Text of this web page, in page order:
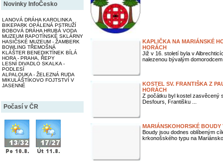
Novinky InfoČesko
LANOVÁ DRÁHA KAROLINKA
BIKEPARK OPÁLENÁ PSTRUŽÍ
BOBOVÁ DRÁHA HRUBÁ VODA
MUZEUM RAPOTÍNSKÉ SKLÁRNY
HASIČSKÉ MUZEUM - ŽAMBERK
BOWLING TŘEMOŠNÁ
KLÁŠTER BENEDIKTÍNEK BÍLÁ
HORA - PRAHA, ŘEPY
LESNÍ DIVADLO SKALKA -
PODLESÍ
ALPALOUKA - ŽELEZNÁ RUDA
MIKULÁŠTÍKOVO FOJTSTVÍ V
JASENNÉ
Počasí v ČR
KAPLIČKA NA MARIÁNSKÉ
HORÁCH
Již v 16. století byla v
nalezenou bývalým
KOSTEL SV. FRANTIŠKA Z
HORÁCH
Z počátku byl kostel zasvěcený
Desfours, Františku ...
MARIÁNSKOHORSKÉ BOUDY
Boudy jsou dodnes oblíbeným
krkonošského typu na